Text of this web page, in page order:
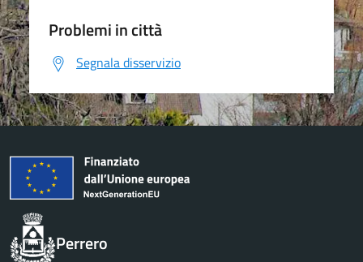
Problemi in città
Segnala disservizio
Perrero